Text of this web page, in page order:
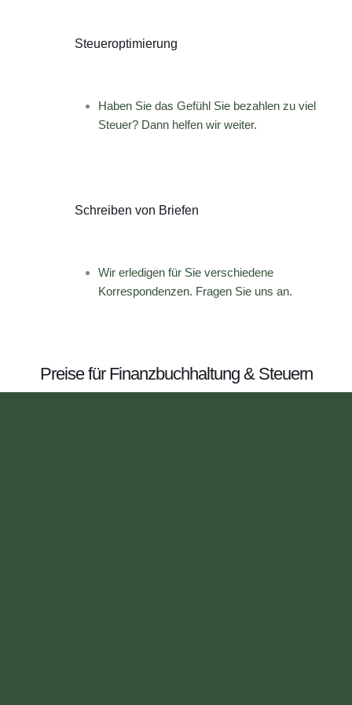
Steueroptimierung
Haben Sie das Gefühl Sie bezahlen zu viel
Steuer? Dann helfen wir weiter.
Schreiben von Briefen
Wir erledigen für Sie verschiedene
Korrespondenzen. Fragen Sie uns an.
Preise für Finanzbuchhaltung & Steuern